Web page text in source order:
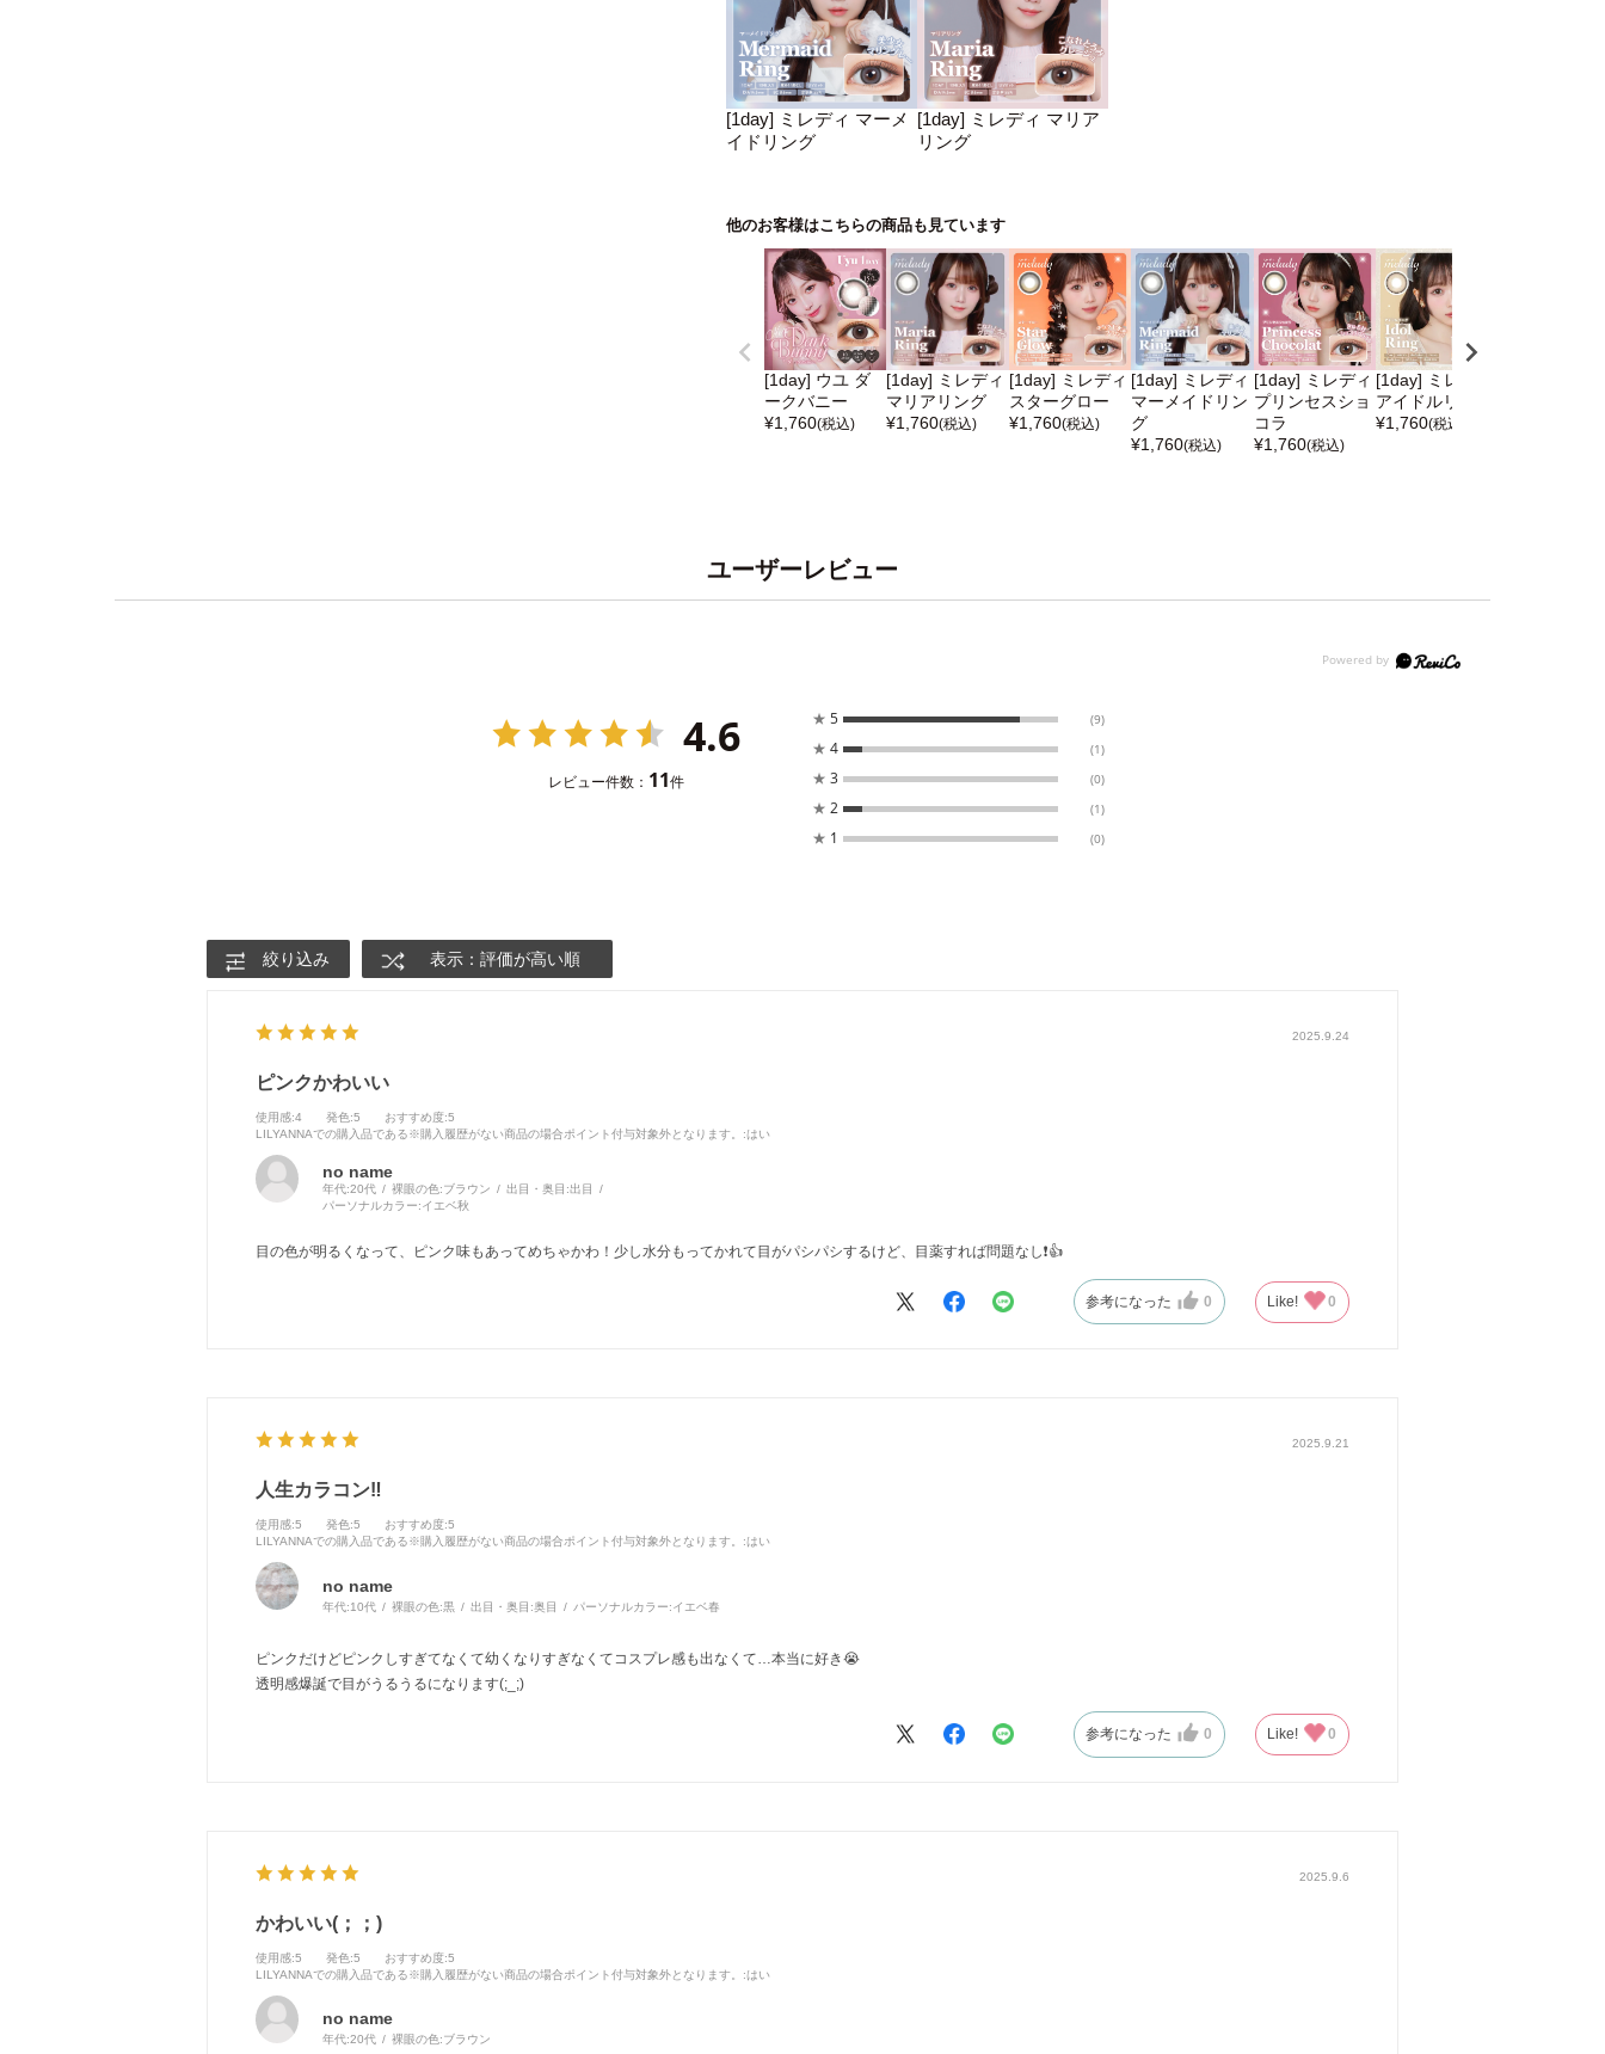
[1day] ミレディ マーメ
イドリング
[1day] ミレディ マリア
リング
他のお客様はこちらの商品も見ています
[1day] ウユ ダ
ークバニー
¥1,760(税込)
[1day] ミレディ
マリアリング
¥1,760(税込)
[1day] ミレディ
スターグロー
¥1,760(税込)
[1day] ミレディ
マーメイドリン
グ
¥1,760(税込)
[1day] ミレディ
プリンセスショ
コラ
¥1,760(税込)
[1day] ミレディ
アイドルリング
¥1,760(税込)
ユーザーレビュー
4.6
レビュー件数： 11件
★ 5 (9)
★ 4 (1)
★ 3 (0)
★ 2 (1)
★ 1 (0)
絞り込み 表示：評価が高い順
2025.9.24
ピンクかわいい
使用感:4 発色:5 おすすめ度:5
LILYANNAでの購入品である※購入履歴がない商品の場合ポイント付与対象外となります。 :はい
no name
年代:20代 裸眼の色:ブラウン 出目・奥目:出目
パーソナルカラー:イエベ秋
目の色が明るくなって、ピンク味もあってめちゃかわ！少し水分もってかれて目がパシパシするけど、目薬すれば問題なし❗️👍
参考になった 0 Like! 0
2025.9.21
人生カラコン‼️
使用感:5 発色:5 おすすめ度:5
LILYANNAでの購入品である※購入履歴がない商品の場合ポイント付与対象外となります。 :はい
no name
年代:10代 裸眼の色:黒 出目・奥目:奥目 パーソナルカラー:イエベ春
ピンクだけどピンクしすぎてなくて幼くなりすぎなくてコスプレ感も出なくて…本当に好き😭
透明感爆誕で目がうるうるになります(;_;)
参考になった 0 Like! 0
2025.9.6
かわいい(；；)
使用感:5 発色:5 おすすめ度:5
LILYANNAでの購入品である※購入履歴がない商品の場合ポイント付与対象外となります。 :はい
no name
年代:20代 裸眼の色:ブラウン